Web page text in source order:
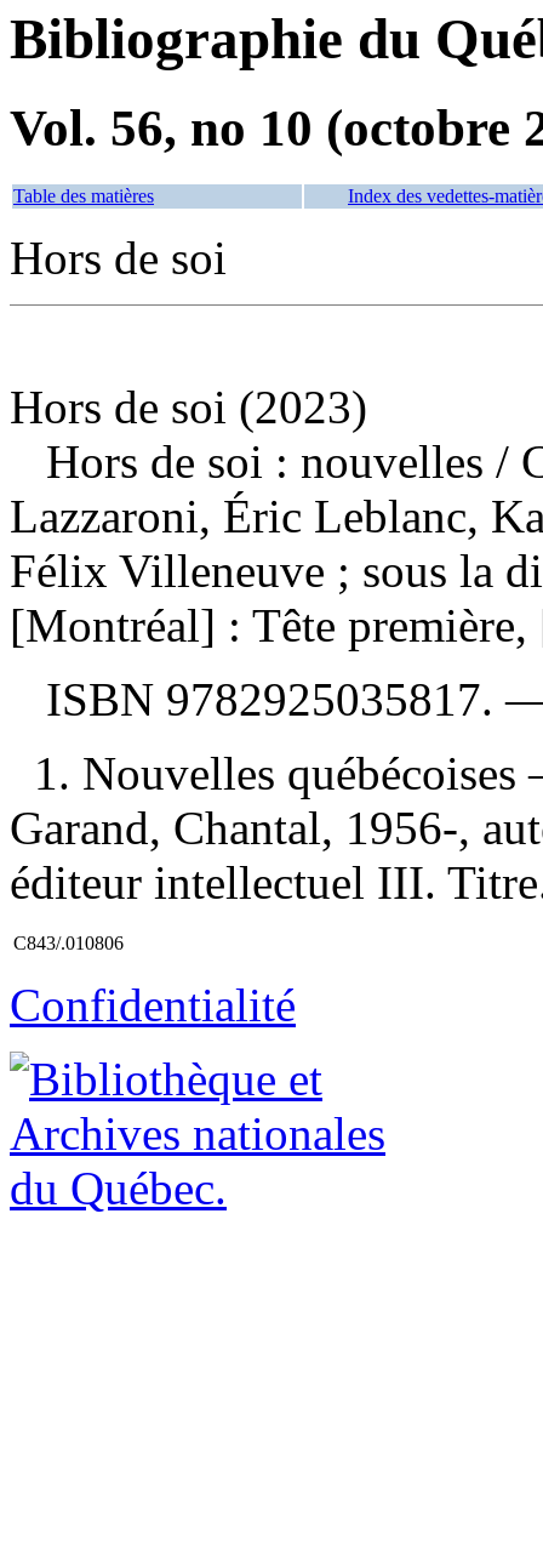
Bibliographie du
Vol. 56, no 10 (octobre
Table des matières Index des vedettes-
Hors de soi
Hors de soi (2023)
Hors de soi : nouvelles /
Lazzaroni, Éric Leblanc,
Félix Villeneuve ; sous la
[Montréal] : Tête
ISBN 9782925035817.
1. Nouvelles
Garand, Chantal, 1956-,
éditeur intellectuel III.
C843/.010806
Confidentialité